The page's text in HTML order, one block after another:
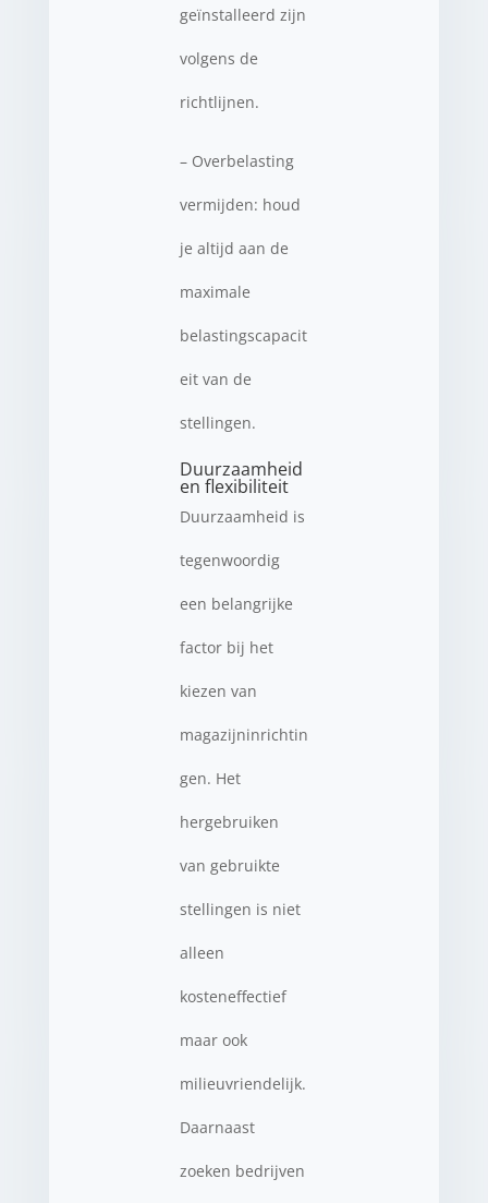
geïnstalleerd zijn
volgens de
richtlijnen.
– Overbelasting
vermijden: houd
je altijd aan de
maximale
belastingscapacit
eit van de
stellingen.
Duurzaamheid
en flexibiliteit
Duurzaamheid is
tegenwoordig
een belangrijke
factor bij het
kiezen van
magazijninrichtin
gen. Het
hergebruiken
van gebruikte
stellingen is niet
alleen
kosteneffectief
maar ook
milieuvriendelijk.
Daarnaast
zoeken bedrijven